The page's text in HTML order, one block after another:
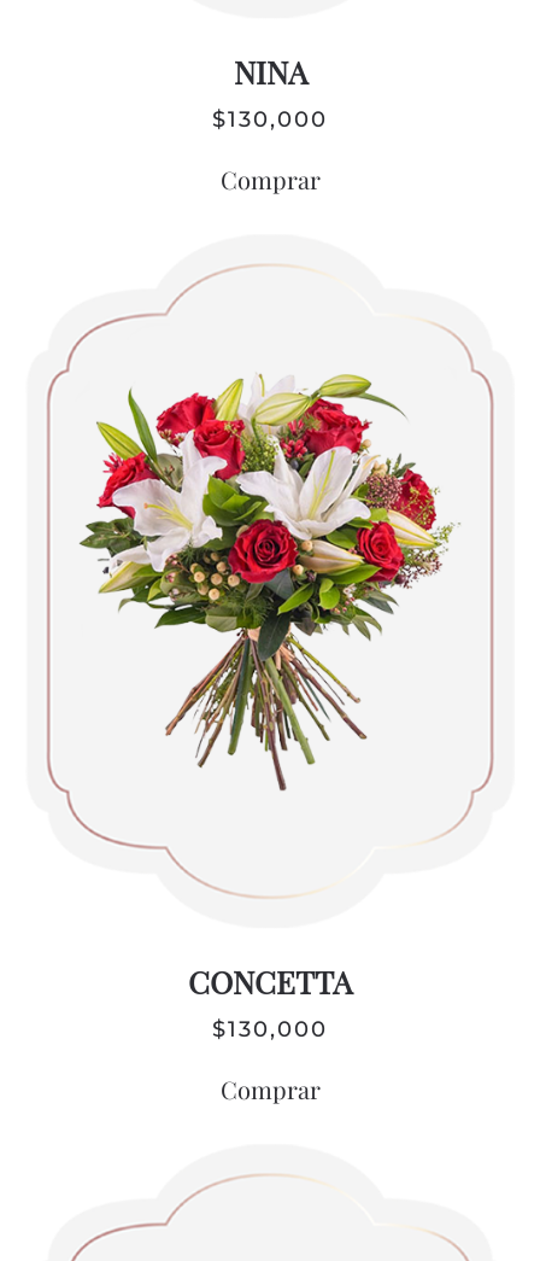
NINA
$130,000
Comprar
CONCETTA
$130,000
Comprar